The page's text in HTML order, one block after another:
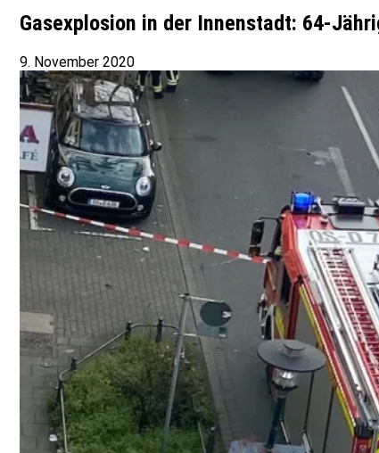
Gasexplosion in der Innenstadt: 64-
9. November 2020